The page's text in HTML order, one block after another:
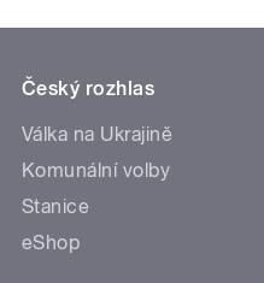
Český rozhlas
Válka na Ukrajině
Komunální volby
Stanice
eShop